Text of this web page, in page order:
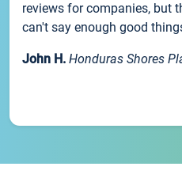
reviews for companies, but
can't say enough good
John H. Honduras Shores